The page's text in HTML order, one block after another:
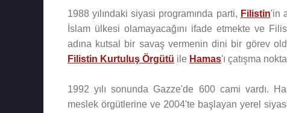
1988 yılındaki siyasi programında parti, Filistin'in
İslam ülkesi olamayacağını ifade etmekte ve
adına kutsal bir savaş vermenin dini bir görev
Filistin Kurtuluş Örgütü ile Hamas'ı çatışma
1992 yılı sonunda Gazze'de 600 cami vardı.
meslek örgütlerine ve 2004'te başlayan yerel